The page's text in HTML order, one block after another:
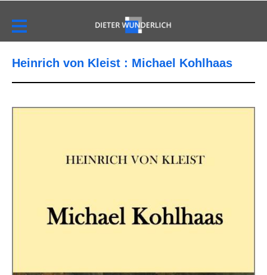
Heinrich von Kleist : Michael Kohlhaas